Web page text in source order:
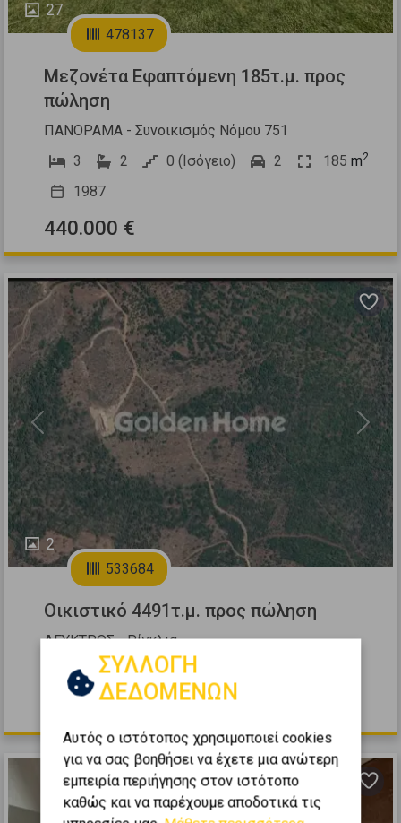
27
478137
Μεζονέτα Εφαπτόμενη 185τ.μ. προς
πώληση
ΠΑΝΟΡΑΜΑ - Συνοικισμός Νόμου 751
3
2 0 (Ισόγειο) 2 185 m2
1987
440.000 €
2
Previous Next
533684
Οικιστικό 4491τ.μ. προς πώληση
ΛΕΥΚΤΡΟΣ - Ρίγκλια
4491m 2
135.000 €
ΣΥΛΛΟΓΗ
ΔΕΔΟΜΕΝΩΝ
Αυτός ο ιστότοπος χρησιμοποιεί cookies
για να σας βοηθήσει να έχετε μια ανώτερη
εμπειρία περιήγησης στον ιστότοπο
καθώς και να παρέχουμε αποδοτικά τις